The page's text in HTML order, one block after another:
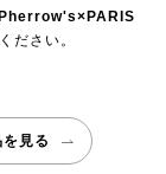
Pherrow's×PARIS
ださい。
見る